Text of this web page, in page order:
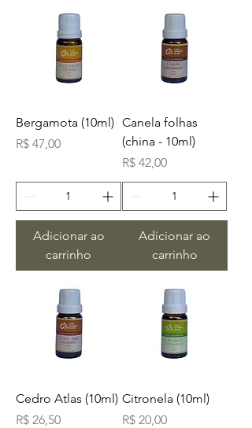
Bergamota (10ml)
Preço
R$ 47,00
Adicionar ao
carrinho
Canela folhas
(china - 10ml)
Preço
R$ 42,00
Adicionar ao
carrinho
Cedro Atlas (10ml)
Preço
R$ 26,50
Citronela (10ml)
Preço
R$ 20,00